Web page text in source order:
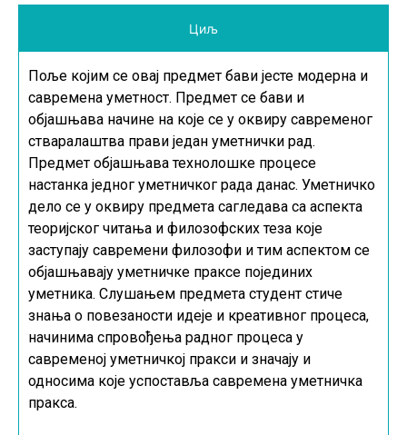
Циљ
Поље којим се овај предмет бави јесте модерна и
савремена уметност. Предмет се бави и
објашњава начине на које се у оквиру савременог
стваралаштва прави један уметнички рад.
Предмет објашњава технолошке процесе
настанка једног уметничког рада данас. Уметничко
дело се у оквиру предмета сагледава са аспекта
теоријског читања и филозофских теза које
заступају савремени филозофи и тим аспектом се
објашњавају уметничке праксе појединих
уметника. Слушањем предмета студент стиче
знања о повезаности идеје и креативног процеса,
начинима спровођења радног процеса у
савременој уметничкој пракси и значају и
односима које успоставља савремена уметничка
пракса.